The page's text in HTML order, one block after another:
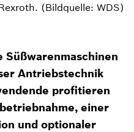
(Bildquelle: WDS)
Antriebstechnik
profitieren
einer
und optionaler